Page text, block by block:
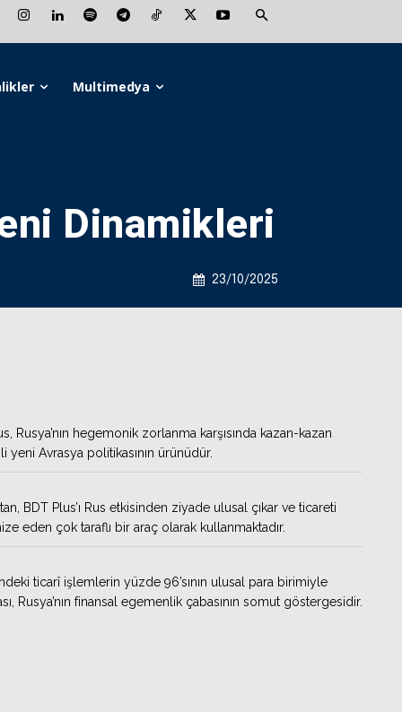
Multimedya
Dinamikleri
23/10/2025
Rusya’nın hegemonik zorlanma karşısında kazan-kazan
yeni Avrasya politikasının ürünüdür.
BDT Plus’ı Rus etkisinden ziyade ulusal çıkar ve ticareti
eden çok taraflı bir araç olarak kullanmaktadır.
ticarî işlemlerin yüzde 96’sının ulusal para birimiyle
Rusya’nın finansal egemenlik çabasının somut göstergesidir.